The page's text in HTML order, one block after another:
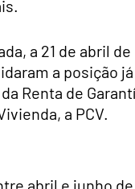
a 21 de abril de
a posição já
Renta de
a PCV.
abril e junho de